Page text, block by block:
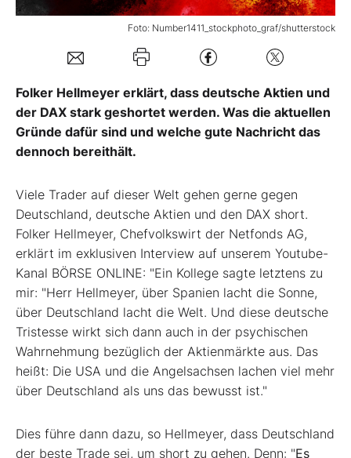
Mein Konto
Kontakt
Foto: Number1411_stockphoto_graf/shutterstock
Folker Hellmeyer erklärt, dass deutsche Aktien und
der DAX stark geshortet werden. Was die aktuellen
Gründe dafür sind und welche gute Nachricht das
dennoch bereithält.
Viele Trader auf dieser Welt gehen gerne gegen
Deutschland, deutsche Aktien und den DAX short.
Folker Hellmeyer, Chefvolkswirt der Netfonds AG,
erklärt im exklusiven Interview auf unserem Youtube-
Kanal BÖRSE ONLINE: "Ein Kollege sagte letztens zu
mir: "Herr Hellmeyer, über Spanien lacht die Sonne,
über Deutschland lacht die Welt. Und diese deutsche
Tristesse wirkt sich dann auch in der psychischen
Wahrnehmung bezüglich der Aktienmärkte aus. Das
heißt: Die USA und die Angelsachsen lachen viel mehr
über Deutschland als uns das bewusst ist."
Dies führe dann dazu, so Hellmeyer, dass Deutschland
der beste Trade sei, um short zu gehen. Denn: "Es